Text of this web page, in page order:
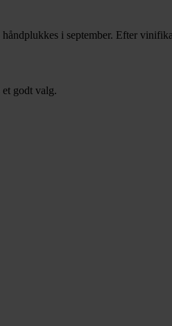
i september. Efter
godt valg.